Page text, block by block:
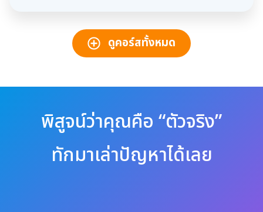
ดูคอร์สทั้งหมด
พิสูจน์ว่าคุณคือ “ตัวจริง”
ทักมาเล่าปัญหาได้เลย